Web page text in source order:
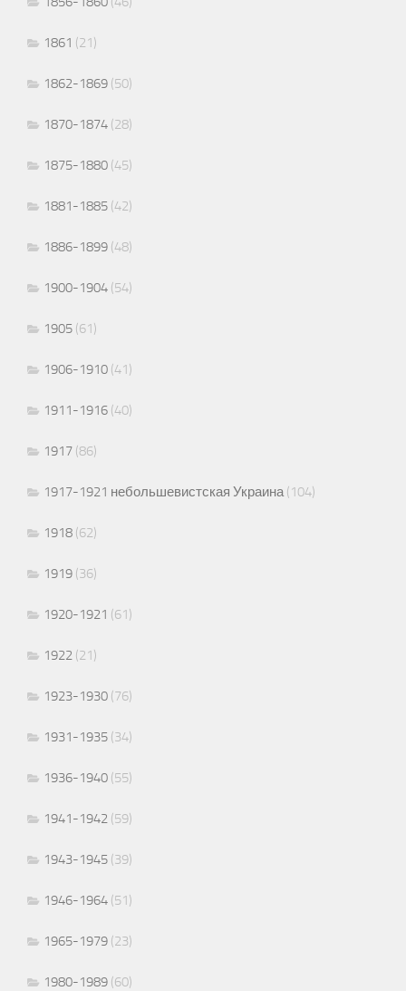
1861 (21)
1862-1869 (50)
1870-1874 (28)
1875-1880 (45)
1881-1885 (42)
1886-1899 (48)
1900-1904 (54)
1905 (61)
1906-1910 (41)
1911-1916 (40)
1917 (86)
1917-1921 небольшевистская Украина(104)
1918 (62)
1919 (36)
1920-1921 (61)
1922 (21)
1923-1930 (76)
1931-1935 (34)
1936-1940 (55)
1941-1942 (59)
1943-1945 (39)
1946-1964 (51)
1965-1979 (23)
1980-1989 (60)